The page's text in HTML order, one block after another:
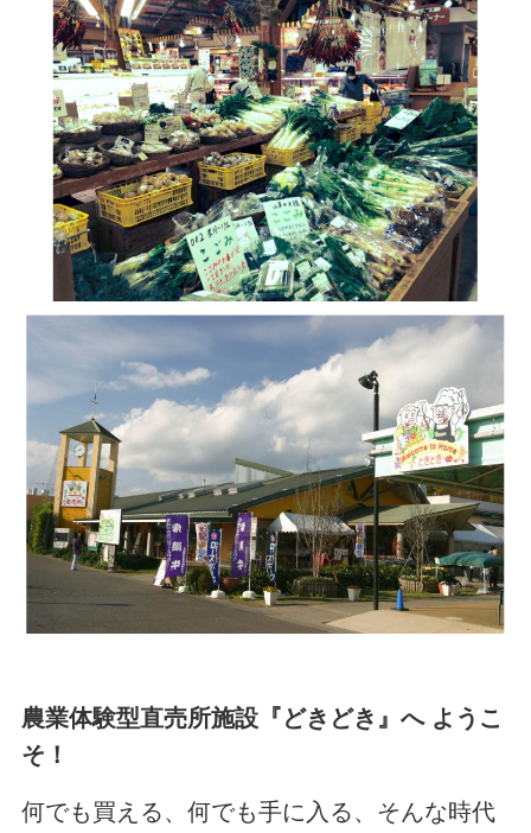
農業体験型直売所施設『どきどき』へ ようこ
そ！
何でも買える、何でも手に入る、そんな時代